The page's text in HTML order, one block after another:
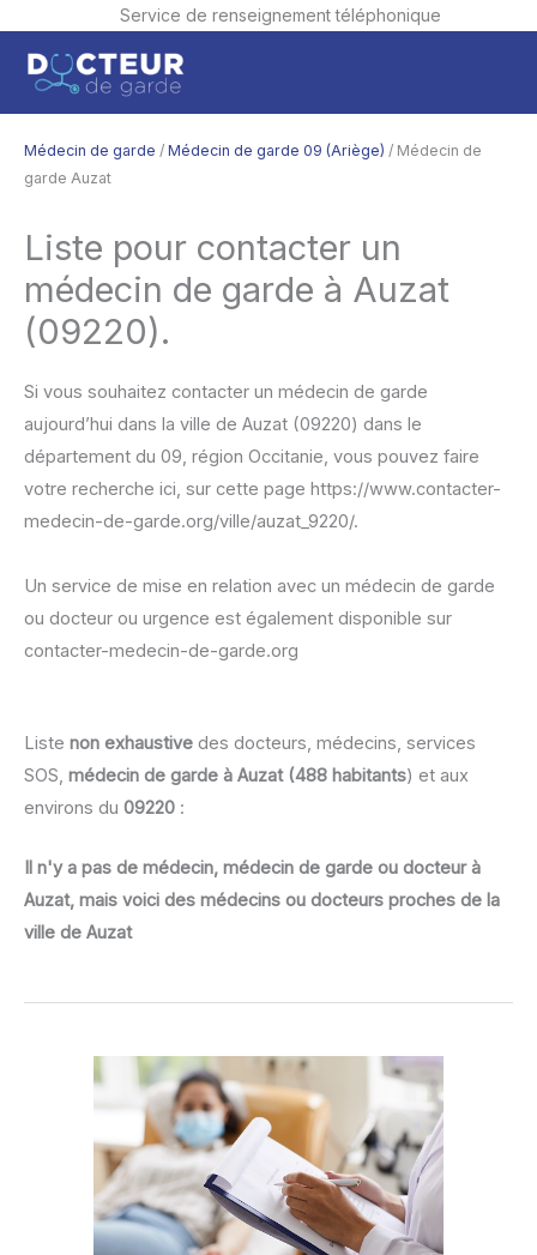
Service de renseignement téléphonique
contenu
Médecin de garde / Médecin de garde 09 (Ariège) / Médecin de
garde Auzat
Liste pour contacter un
médecin de garde à Auzat
(09220).
Si vous souhaitez contacter un médecin de garde
aujourd’hui dans la ville de Auzat (09220) dans le
département du 09, région Occitanie, vous pouvez faire
votre recherche ici, sur cette page https://www.contacter-
medecin-de-garde.org/ville/auzat_9220/.
Un service de mise en relation avec un médecin de garde
ou docteur ou urgence est également disponible sur
contacter-medecin-de-garde.org
Liste non exhaustive des docteurs, médecins, services
SOS, médecin de garde à Auzat (488 habitants) et aux
environs du 09220 :
Il n'y a pas de médecin, médecin de garde ou docteur à
Auzat, mais voici des médecins ou docteurs proches de la
ville de Auzat